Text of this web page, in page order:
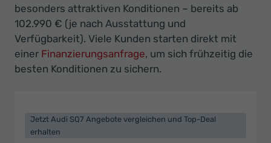
besonders attraktiven Konditionen – bereits ab
102.990 € (je nach Ausstattung und
Verfügbarkeit). Viele Kunden starten direkt mit
einer Finanzierungsanfrage, um sich frühzeitig die
besten Konditionen zu sichern.
Jetzt Audi SQ7 Angebote vergleichen und Top-Deal
erhalten